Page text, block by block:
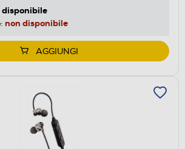
disponibile
non disponibile
AGGIUNGI